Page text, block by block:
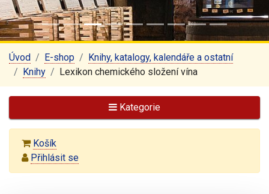
Úvod E-shop
Knihy, katalogy, kalendáře a ostatní
Knihy
Lexikon chemického složení vína
Kategorie
Košík
Přihlásit se